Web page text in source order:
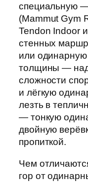
специальную
(Mammut Gym
Tendon Indoor
стенных
или
толщины —
сложности
и лёгкую
лезть в
— тонкую
двойную
пропиткой.
Чем
гор от